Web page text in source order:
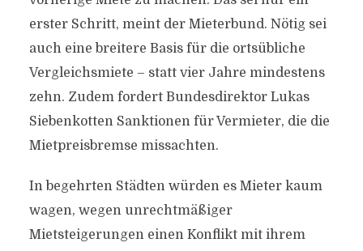
erster Schritt, meint der Mieterbund. Nötig sei
auch eine breitere Basis für die ortsübliche
Vergleichsmiete – statt vier Jahre mindestens
zehn. Zudem fordert Bundesdirektor Lukas
Siebenkotten Sanktionen für Vermieter, die die
Mietpreisbremse missachten.
In begehrten Städten würden es Mieter kaum
wagen, wegen unrechtmäßiger
Mietsteigerungen einen Konflikt mit ihrem